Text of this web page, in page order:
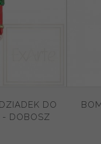
DO
- DOBOSZ